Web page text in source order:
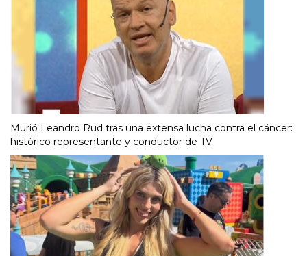
Murió Leandro Rud tras una extensa lucha contra el cáncer:
histórico representante y conductor de TV